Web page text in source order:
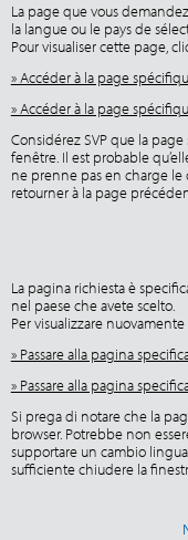
La page que vous
la langue ou le pays de
Pour visualiser cette page,
» Accéder à la page
» Accéder à la page
Considérez SVP que la
fenêtre. Il est probable
ne prenne pas en charge
retourner à la page
La pagina richiesta è
nel paese che avete scelto.
Per visualizzare
» Passare alla pagina
» Passare alla pagina
Si prega di notare che la
browser. Potrebbe non
supportare un cambio
sufficiente chiudere la